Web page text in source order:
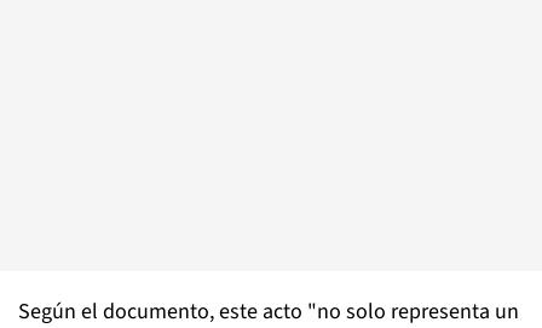
Según el documento, este acto "no solo representa un